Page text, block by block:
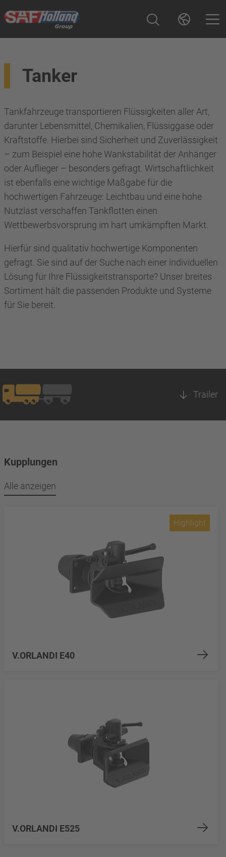
Tanker
Tankfahrzeuge transportieren Flüssigkeiten aller Art,
darunter Lebensmittel, Chemikalien, Flüssiggase oder
Kraftstoffe. Hierbei sind Sicherheit und Zuverlässigkeit
– zum Beispiel eine hohe Wankstabilität der Anhänger
oder Auflieger – besonders gefragt. Wirtschaftlichkeit
ist ebenfalls eine wichtige Maßgabe für die
hochwertigen Fahrzeuge: Leichtbau und eine hohe
Nutzlast verschaffen Tankflotten einen
Wettbewerbsvorsprung im hart umkämpften Markt.
Hierfür sind qualitativ hochwertige Komponenten
gefragt. Sie sind auf der Suche nach einer individuellen
Lösung für Ihre Flüssigkeitstransporte? Unser breites
Sortiment hält die passenden Produkte und Systeme
für Sie bereit.
Trailer
Kupplungen
Alle anzeigen
V.ORLANDI E40
Highlight
V.ORLANDI E525